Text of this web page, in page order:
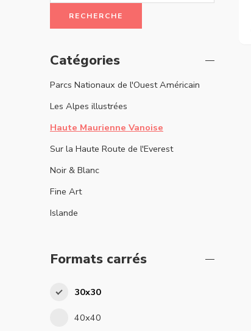
RECHERCHE
Catégories
Parcs Nationaux de l'Ouest Américain
Les Alpes illustrées
Haute Maurienne Vanoise
Sur la Haute Route de l'Everest
Noir & Blanc
Fine Art
Islande
Formats carrés
30x30
40x40